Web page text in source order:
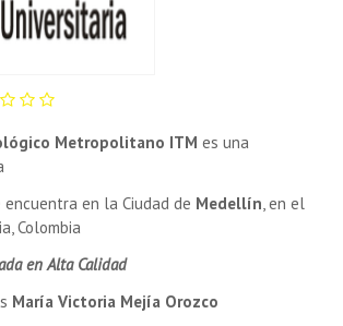
Metropolitano ITM es una
en la Ciudad de Medellín, en el
Colombia
en Alta Calidad
María Victoria Mejía Orozco